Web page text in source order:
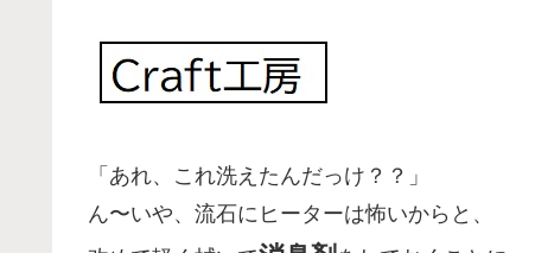
「あれ、これ洗えたんだっけ？？」
ん〜いや、流石にヒーターは怖いからと、